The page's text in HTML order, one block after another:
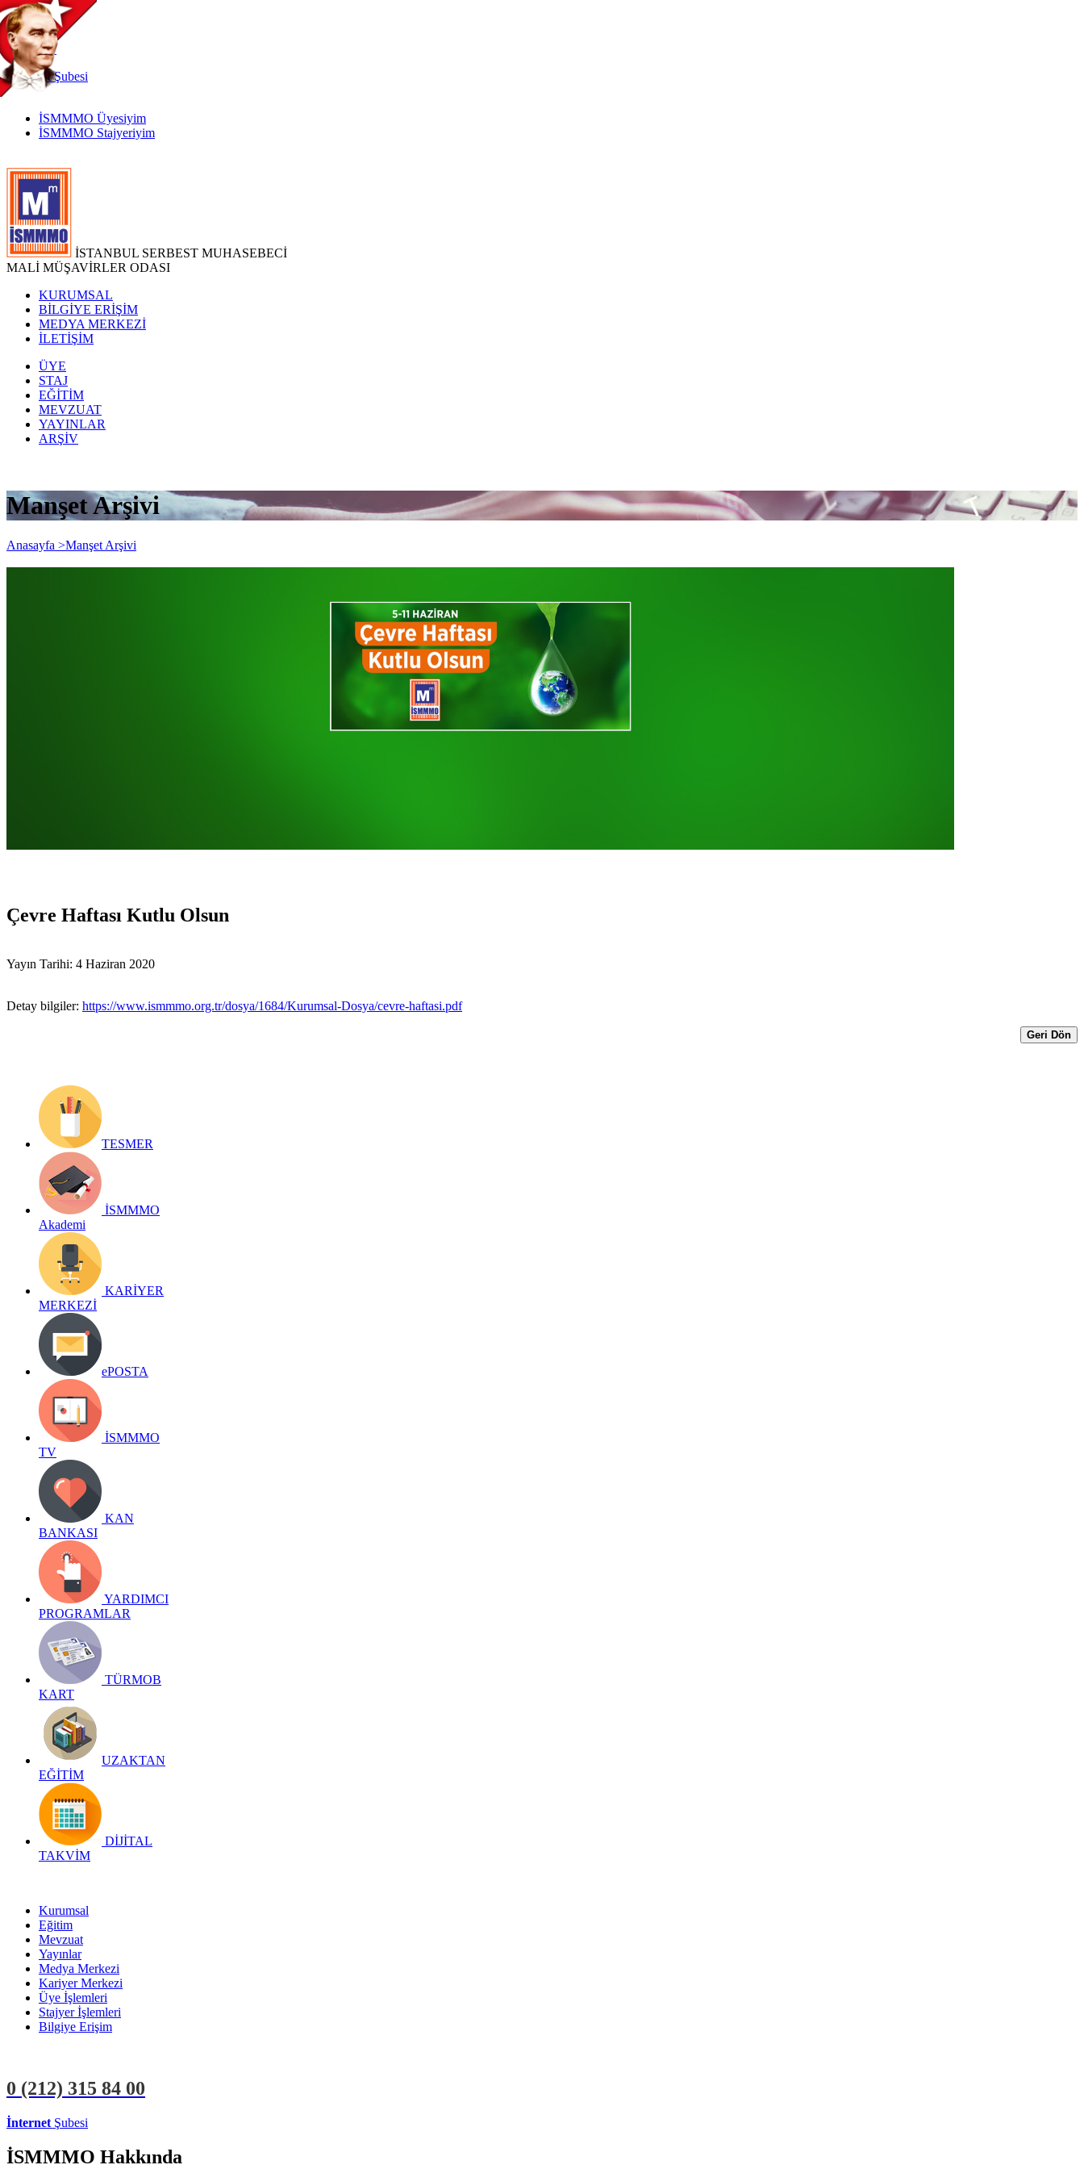
TR
|
EN
İnternetŞubesi
İSMMMO Üyesiyim
İSMMMO Stajyeriyim
İSTANBUL SERBEST MUHASEBECİ
MALİ MÜŞAVİRLER ODASI
KURUMSAL
BİLGİYE ERİŞİM
MEDYA MERKEZİ
İLETİŞİM
ÜYE
STAJ
EĞİTİM
MEVZUAT
YAYINLAR
ARŞİV
Manşet Arşivi
Anasayfa >Manşet Arşivi
Çevre Haftası Kutlu Olsun
Yayın Tarihi: 4 Haziran 2020
Detay bilgiler: https://www.ismmmo.org.tr/dosya/1684/Kurumsal-Dosya/cevre-haftasi.pdf
Geri Dön
TESMER
İSMMMO
Akademi
KARİYER
MERKEZİ
ePOSTA
İSMMMO
TV
KAN
BANKASI
YARDIMCI
PROGRAMLAR
TÜRMOB
KART
UZAKTAN
EĞİTİM
DİJİTAL
TAKVİM
Kurumsal
Eğitim
Mevzuat
Yayınlar
Medya Merkezi
Kariyer Merkezi
Üye İşlemleri
Stajyer İşlemleri
Bilgiye Erişim
0 (212) 315 84 00
İnternet Şubesi
İSMMMO Hakkında